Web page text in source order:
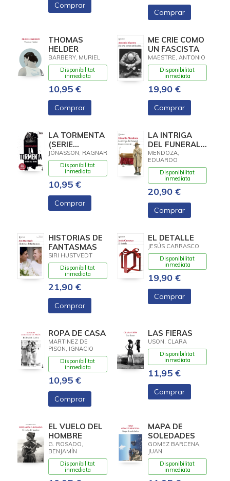
Comprar
Comprar
THOMAS
HELDER
BARBERY, MURIEL
Disponibilitat
inmediata
10,95 €
Comprar
ME CRIE COMO
UN FASCISTA
MAESTRE, ANTONIO
Disponibilitat
inmediata
19,90 €
Comprar
LA TORMENTA
(SERIE
INSPECTORA
HULDA, 3)
JÓNASSON, RAGNAR
Disponibilitat
inmediata
10,95 €
Comprar
LA INTRIGA
DEL FUNERAL
INCONVENIENTE
MENDOZA,
EDUARDO
Disponibilitat
inmediata
20,90 €
Comprar
HISTORIAS DE
FANTASMAS
SIRI HUSTVEDT
Disponibilitat
inmediata
21,90 €
Comprar
EL DETALLE
JESÚS CARRASCO
Disponibilitat
inmediata
19,90 €
Comprar
ROPA DE CASA
MARTINEZ DE
PISON, IGNACIO
Disponibilitat
inmediata
10,95 €
Comprar
LAS FIERAS
USON, CLARA
Disponibilitat
inmediata
11,95 €
Comprar
EL VUELO DEL
HOMBRE
G. ROSADO,
BENJAMÍN
Disponibilitat
inmediata
MAPA DE
SOLEDADES
GOMEZ BARCENA,
JUAN
Disponibilitat
inmediata